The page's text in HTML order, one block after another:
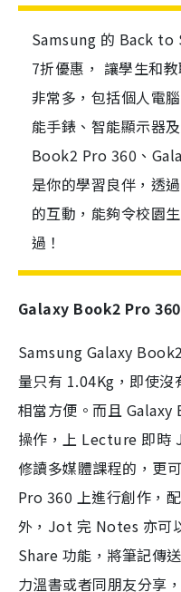
Samsung 的 Back to
7折優惠， 讓學生和
非常多，包括個人電
能手錶、智能顯示器
Book2 Pro 360、
是你的學習良伴，透
的互動，能夠令校園
過！
Galaxy Book2 Pro
Samsung Galaxy
量只有 1.04Kg，即使
相當方便。而且
操作，上 Lecture 即時
修讀多媒體課程的，更
Pro 360 上進行創作，
外，Jot 完 Notes 亦可
Share 功能，將筆記傳
力溫書或者同朋友分享